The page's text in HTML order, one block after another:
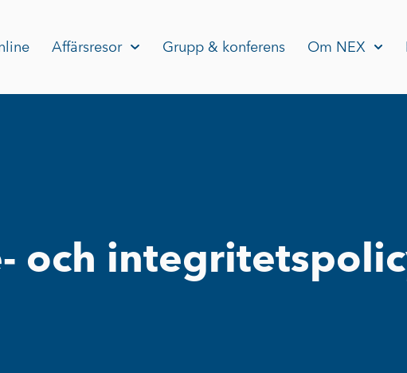
Affärsresor Grupp & konferens Om NEX
och